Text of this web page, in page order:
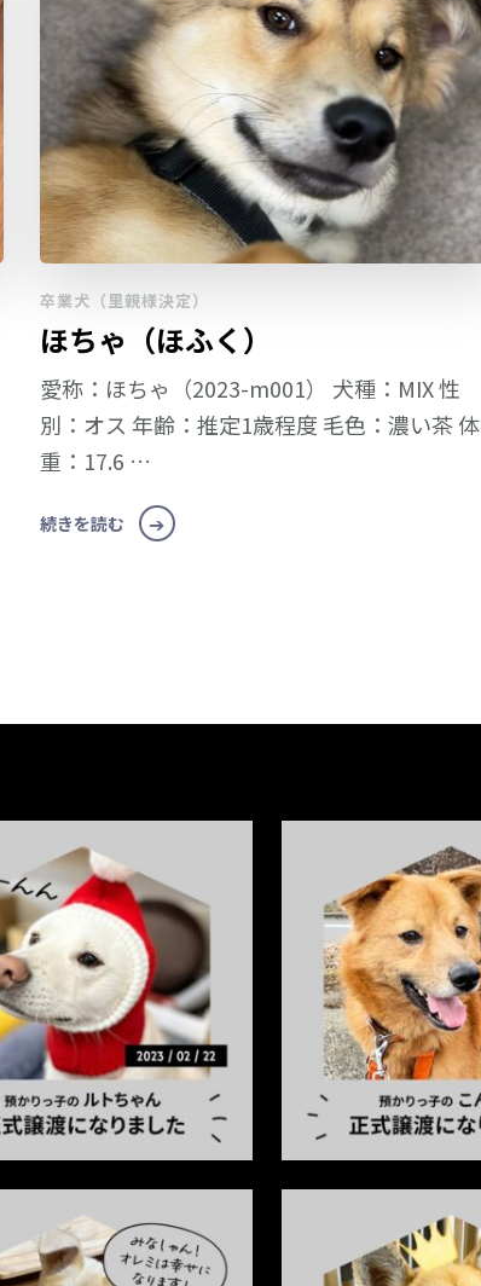
卒業犬（里親様決定）
ほちゃ（ほふく）
愛称：ほちゃ（2023-m001） 犬種：MIX 性
別：オス 年齢：推定1歳程度 毛色：濃い茶 体
重：17.6 …
続きを読む